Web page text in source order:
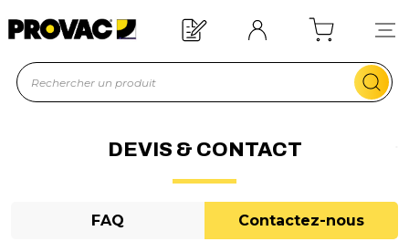
d'un équipement ?
DEVIS & CONTACT
FAQ Contactez-nous